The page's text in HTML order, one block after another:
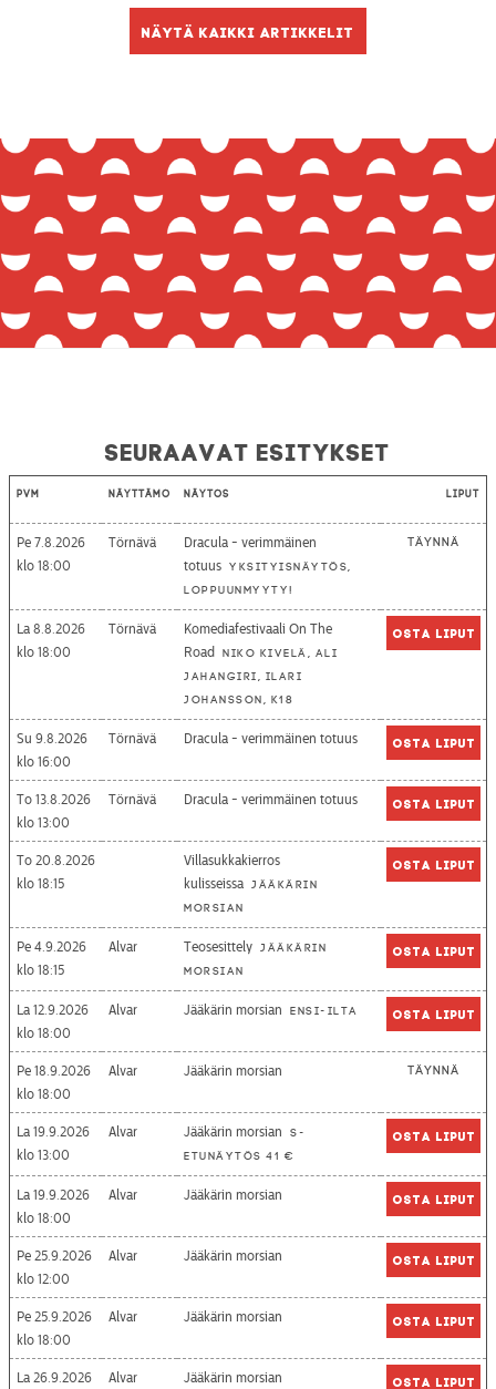
Näytä kaikki artikkelit
Seuraavat esitykset
Pvm Näyttämö Näytös Liput
Pe 7.8.2026
18:00
Törnävä
Dracula - verimmäinen
totuus Yksityisnäytös,
loppuunmyyty!
Täynnä
La 8.8.2026
18:00
Törnävä
Komediafestivaali On The
Road
Niko Kivelä, Ali
Jahangiri, Ilari
Johansson, K18
Osta liput
Su 9.8.2026
16:00
Törnävä Dracula - verimmäinen totuus Osta liput
To 13.8.2026
13:00
Törnävä Dracula - verimmäinen totuus Osta liput
To 20.8.2026
18:15
Villasukkakierros
kulisseissa Jääkärin
morsian
Osta liput
Pe 4.9.2026
18:15
Alvar Teosesittely Jääkärin
morsian
Osta liput
La 12.9.2026
18:00
Alvar Jääkärin morsian Ensi-ilta Osta liput
Pe 18.9.2026
18:00
Alvar Jääkärin morsian Täynnä
La 19.9.2026
13:00
Alvar Jääkärin morsian
S-
etunäytös 41 €
Osta liput
La 19.9.2026
18:00
Alvar Jääkärin morsian Osta liput
Pe 25.9.2026
12:00
Alvar Jääkärin morsian Osta liput
Pe 25.9.2026
18:00
Alvar Jääkärin morsian Osta liput
La 26.9.2026
Alvar Jääkärin morsian Osta liput